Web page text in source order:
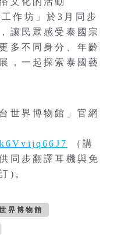
作坊」於3月同步
讓民眾感受泰國宗
多不同身分、年齡
，一起探索泰國藝
世界博物館」官網
（講
同步翻譯耳機與免
)。
界博物館